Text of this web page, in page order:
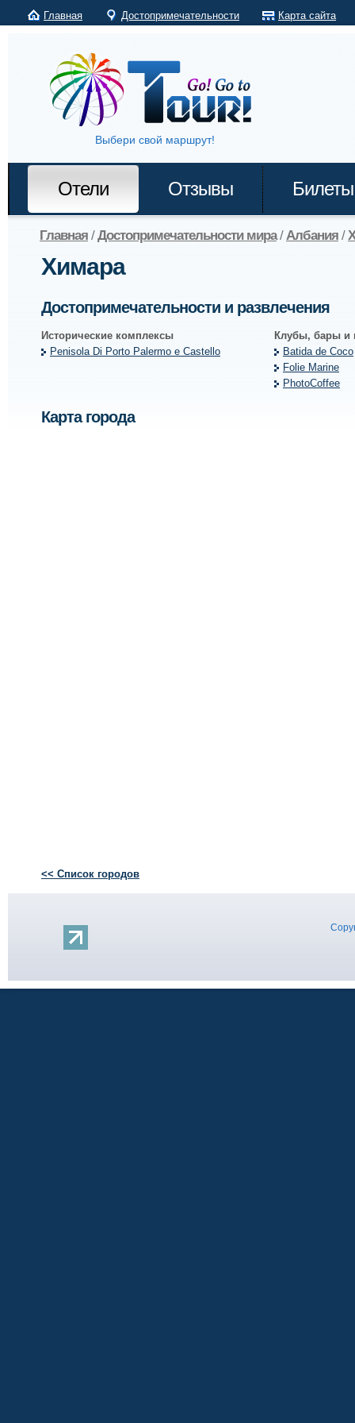
Главная Достопримечательности Карта сайта
Выбери свой маршрут!
Отели Отзывы Билеты
Главная /Достопримечательности мира/Албания /
Химара
Достопримечательности и развлечения
Исторические комплексы
Penisola Di Porto Palermo e Castello
Клубы, бары и
Batida de Coco
Folie Marine
PhotoCoffee
Карта города
<< Список городов